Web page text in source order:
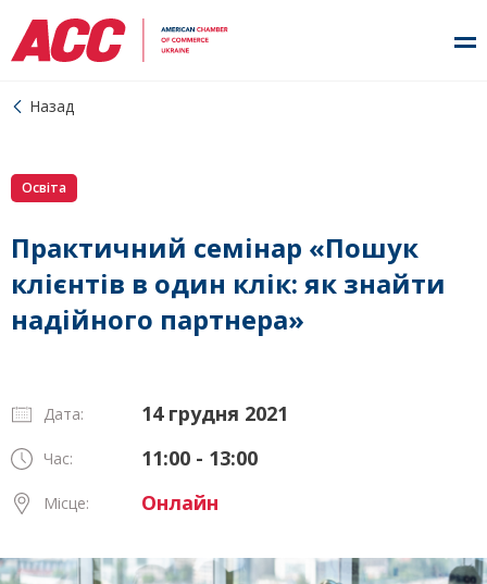
Назад
Освіта
Практичний семінар «Пошук
клієнтів в один клік: як знайти
надійного партнера»
Дата: 14 грудня 2021
Час: 11:00 - 13:00
Місце: Онлайн